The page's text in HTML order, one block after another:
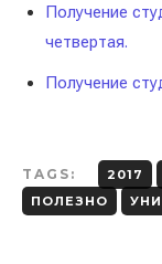
Получение
четвертая.
Получение
TAGS: 2017
ПОЛЕЗНО